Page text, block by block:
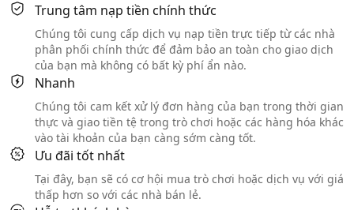
Trung tâm nạp tiền chính thức
Chúng tôi cung cấp dịch vụ nạp tiền trực tiếp từ các nhà
phân phối chính thức để đảm bảo an toàn cho giao dịch
của bạn mà không có bất kỳ phí ẩn nào.
Nhanh
Chúng tôi cam kết xử lý đơn hàng của bạn trong thời gian
thực và giao tiền tệ trong trò chơi hoặc các hàng hóa khác
vào tài khoản của bạn càng sớm càng tốt.
Ưu đãi tốt nhất
Tại đây, bạn sẽ có cơ hội mua trò chơi hoặc dịch vụ với giá
thấp hơn so với các nhà bán lẻ.